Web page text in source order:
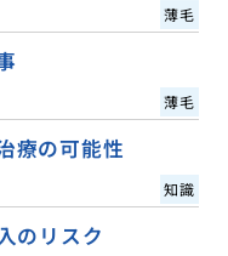
薄毛
薄毛
療の可能性
知識
のリスク